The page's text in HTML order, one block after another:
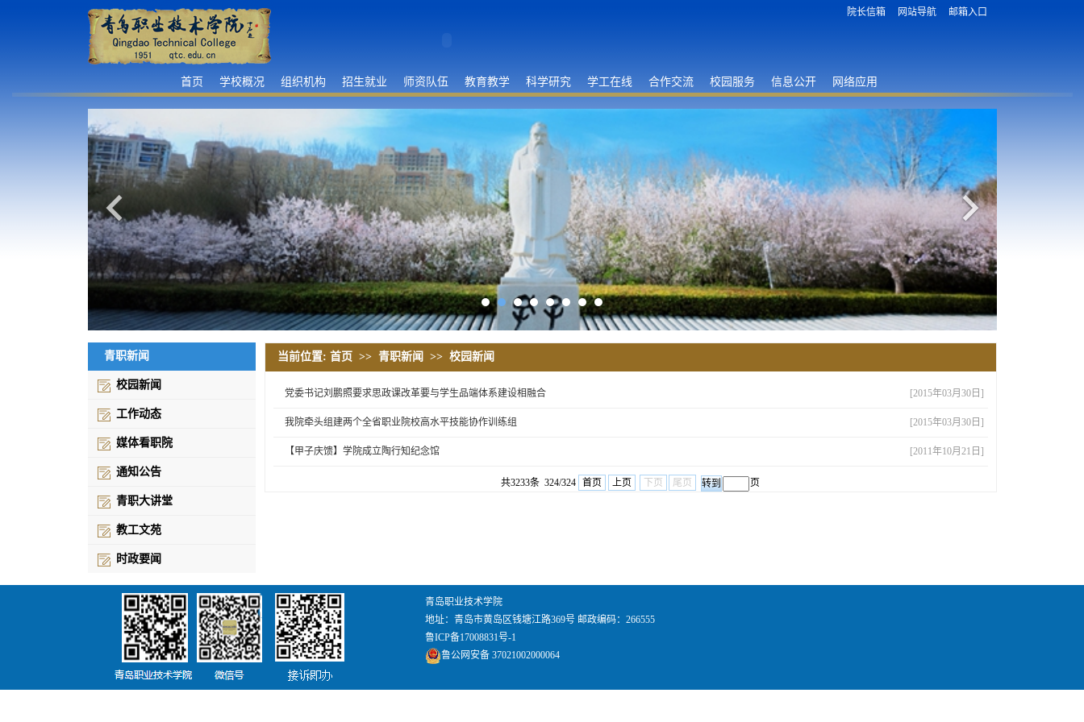
院长信箱 网站导航 邮箱入口
首页 学校概况 组织机构 招生就业 师资队伍 教育教学 科学研究 学工在线 合作交流 校园服务 信息公开 网络应用
青职新闻
校园新闻
工作动态
媒体看职院
通知公告
青职大讲堂
教工文苑
时政要闻
当前位置: 首页 >> 青职新闻 >> 校园新闻
[2015年03月30日]
党委书记刘鹏照要求思政课改革要与学生品端体系建设相融合
[2015年03月30日]
我院牵头组建两个全省职业院校高水平技能协作训练组
[2011年10月21日]
【甲子庆馈】学院成立陶行知纪念馆
共3233条 324/324 首页 上页 下页 尾页 页
青岛职业技术学院
地址：青岛市黄岛区钱塘江路369号 邮政编码：266555
鲁ICP备17008831号-1
鲁公网安备 37021002000064